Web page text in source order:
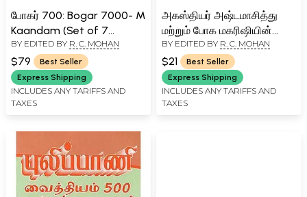
போகர் 700: Bogar 7000- M
Kaandam (Set of 7
Volumes in Tamil)
BY EDITED BY R. C. MOHAN
$79
Best Seller
Express Shipping
INCLUDES ANY TARIFFS AND
TAXES
அகஸ்தியர் அஷ்டமாசித்து
மற்றும் போக மகரிஷியின்
வாலை ஞான பூஜாவிதி-
Agasthiyar Ashtamasitu
and Bogar Maharishi's Tail
Gnana Pooja Vidhi (Tamil)
BY EDITED BY R. C. MOHAN
$21
Best Seller
Express Shipping
INCLUDES ANY TARIFFS AND
TAXES